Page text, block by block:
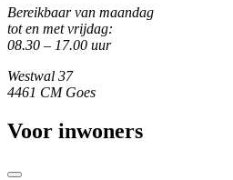
Bereikbaar van maandag
tot en met vrijdag:
08.30 – 17.00 uur
Westwal 37
4461 CM Goes
Voor inwoners